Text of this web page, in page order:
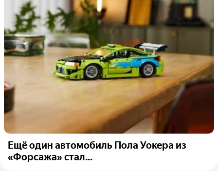
Ещё один автомобиль Пола Уокера из
«Форсажа» стал...